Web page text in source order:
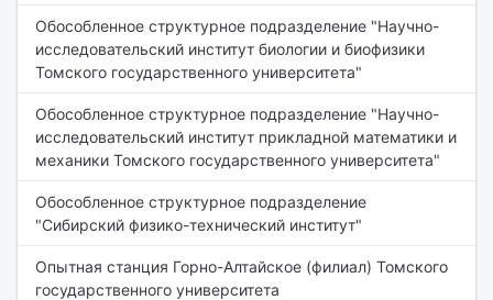
Обособленное структурное подразделение "Научно-
исследовательский институт биологии и биофизики
Томского государственного университета"
Обособленное структурное подразделение "Научно-
исследовательский институт прикладной математики и
механики Томского государственного университета"
Обособленное структурное подразделение
"Сибирский физико-технический институт"
Опытная станция Горно-Алтайское (филиал) Томского
государственного университета